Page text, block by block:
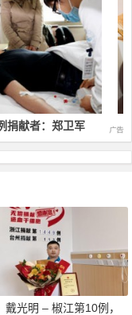
军 第200例捐
戴光明 – 椒江第10例，